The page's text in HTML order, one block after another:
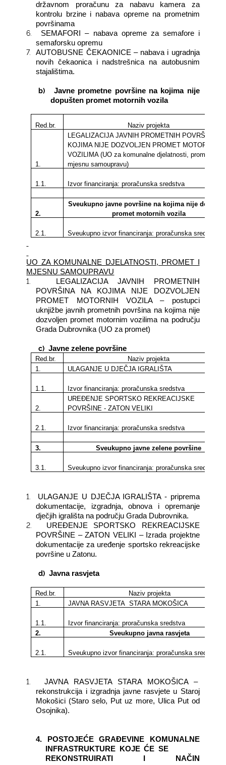
državnom proračunu za nabavu kamera za
kontrolu brzine i nabava opreme na prometnim
površinama
6.
SEMAFORI – nabava opreme za semafore i
semaforsku opremu
7.
AUTOBUSNE ČEKAONICE – nabava i ugradnja
novih čekaonica i nadstrešnica na autobusnim
stajalištima.
b)
Javne prometne površine na kojima nije
dopušten promet motornih vozila
Red.br. Naziv projekta
1.
LEGALIZACIJA JAVNIH PROMETNIH POVRŠINA NA
KOJIMA NIJE DOZVOLJEN PROMET MOTORNIM
VOZILIMA (UO za komunalne djelatnosti, promet i
mjesnu samoupravu)
1.1. Izvor financiranja: proračunska sredstva
2.
Sveukupno javne površine na kojima nije
promet motornih vozila
2.1. Sveukupno izvor financiranja: proračunska sredstva
UO ZA KOMUNALNE DJELATNOSTI, PROMET I
MJESNU SAMOUPRAVU
1.
LEGALIZACIJA JAVNIH PROMETNIH
POVRŠINA NA KOJIMA NIJE DOZVOLJEN
PROMET MOTORNIH VOZILA – postupci
uknjižbe javnih prometnih površina na kojima nije
dozvoljen promet motornim vozilima na području
Grada Dubrovnika (UO za promet)
c) Javne zelene površine
Red.br.
Naziv projekta
1.
ULAGANJE U DJEČJA IGRALIŠTA
1.1. Izvor financiranja: proračunska sredstva
2.
UREĐENJE SPORTSKO REKREACIJSKE
POVRŠINE - ZATON VELIKI
2.1. Izvor financiranja: proračunska sredstva
3. Sveukupno javne zelene površine
3.1. Sveukupno izvor financiranja: proračunska sredstva
1.
ULAGANJE U DJEČJA IGRALIŠTA - priprema
dokumentacije, izgradnja, obnova i opremanje
dječjih igrališta na području Grada Dubrovnika.
2.
UREĐENJE SPORTSKO REKREACIJSKE
POVRŠINE – ZATON VELIKI – Izrada projektne
dokumentacije za uređenje sportsko rekreacijske
površine u Zatonu.
d) Javna rasvjeta
Red.br.
Naziv projekta
1.
JAVNA RASVJETA STARA MOKOŠICA
1.1.
Izvor financiranja: proračunska sredstva
2.
Sveukupno javna rasvjeta
2.1. Sveukupno izvor financiranja: proračunska sredstva
1.
JAVNA RASVJETA STARA MOKOŠICA –
rekonstrukcija i izgradnja javne rasvjete u Staroj
Mokošici (Staro selo, Put uz more, Ulica Put od
Osojnika).
4. POSTOJEĆE GRAĐEVINE KOMUNALNE
INFRASTRUKTURE KOJE ĆE SE
REKONSTRUIRATI I NAČIN